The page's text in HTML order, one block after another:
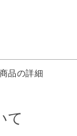
商品の詳細
て